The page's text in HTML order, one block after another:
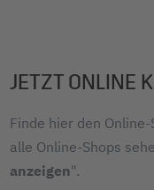
JETZT ONLINE
Finde hier den
alle Online-Shops
anzeigen".